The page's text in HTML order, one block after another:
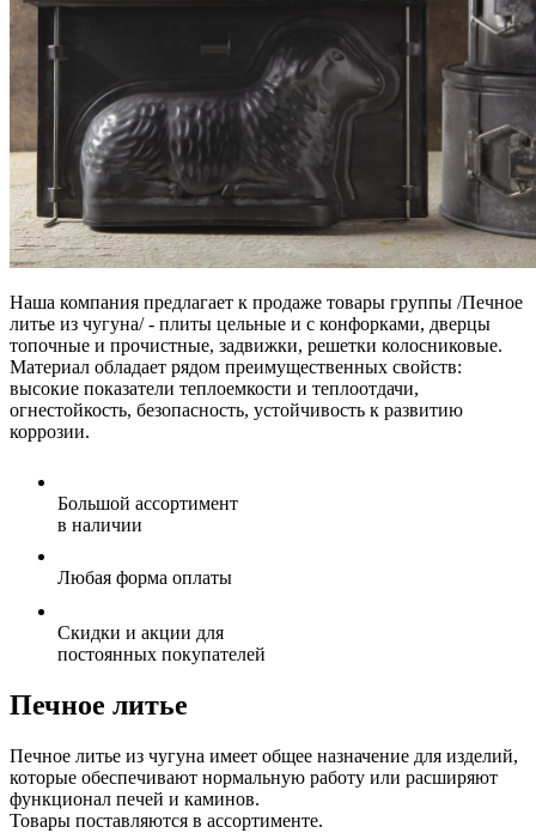
Наша компания предлагает к продаже товары группы /Печное
литье из чугуна/ - плиты цельные и с конфорками, дверцы
топочные и прочистные, задвижки, решетки колосниковые.
Материал обладает рядом преимущественных свойств:
высокие показатели теплоемкости и теплоотдачи,
огнестойкость, безопасность, устойчивость к развитию
коррозии.
Большой ассортимент
в наличии
Любая форма оплаты
Скидки и акции для
постоянных покупателей
Печное литье
Печное литье из чугуна имеет общее назначение для изделий,
которые обеспечивают нормальную работу или расширяют
функционал печей и каминов.
Товары поставляются в ассортименте.